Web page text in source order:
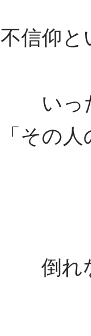
不信仰と
いっ
「その
倒れ